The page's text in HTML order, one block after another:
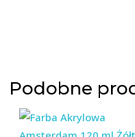
Podobne